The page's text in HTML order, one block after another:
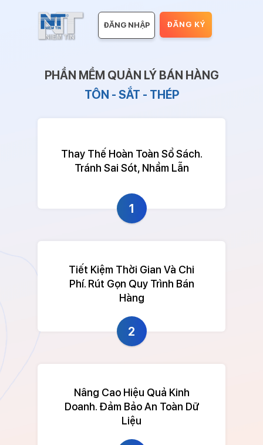
ĐĂNG NHẬP ĐĂNG KÝ
PHẦN MỀM QUẢN LÝ BÁN HÀNG
TÔN - SẮT - THÉP
Thay Thế Hoàn Toàn Sổ Sách.
Tránh Sai Sót, Nhầm Lẫn
1
Tiết Kiệm Thời Gian Và Chi
Phí. Rút Gọn Quy Trình Bán
Hàng
2
Nâng Cao Hiệu Quả Kinh
Doanh. Đảm Bảo An Toàn Dữ
Liệu